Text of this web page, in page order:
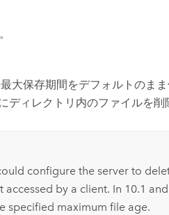
大保存期間をデフォルトのま
ィレクトリ内のファイルを削
configure the server to
by a client. In 10.1
specified maximum file age.